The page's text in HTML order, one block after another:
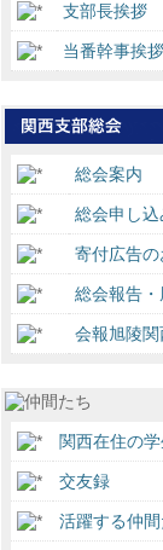
支部長挨拶
当番幹事挨拶
総会案内
総会申し込
寄付広告
総会報告・
会報旭陵関
関西在住の
交友録
活躍する仲